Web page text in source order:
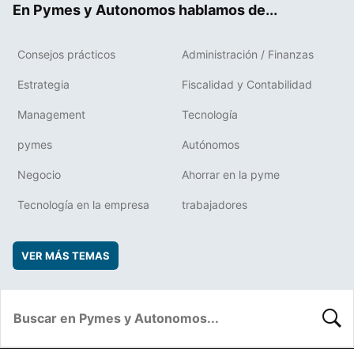
En Pymes y Autonomos hablamos de...
Consejos prácticos Administración / Finanzas
Estrategia Fiscalidad y Contabilidad
Management Tecnología
pymes Autónomos
Negocio Ahorrar en la pyme
Tecnología en la empresa trabajadores
VER MÁS TEMAS